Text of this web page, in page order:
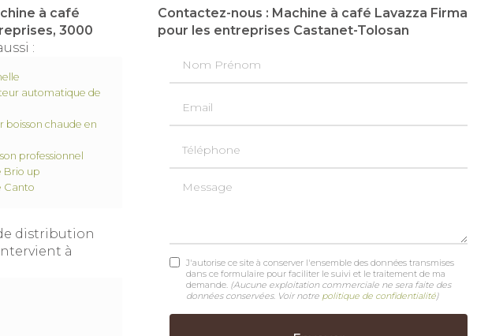
à café
3000
:
automatique de
boisson chaude en
professionnel
Brio up
Canto
distribution
à
Contactez-nous : Machine à café Lavazza Firma
pour les entreprises Castanet-Tolosan
Message
J'autorise ce site à conserver l'ensemble des données transmises
dans ce formulaire pour faciliter le suivi et le traitement de ma
demande. (Aucune exploitation commerciale ne sera faite des
données conservées. Voir notre politique de confidentialité)